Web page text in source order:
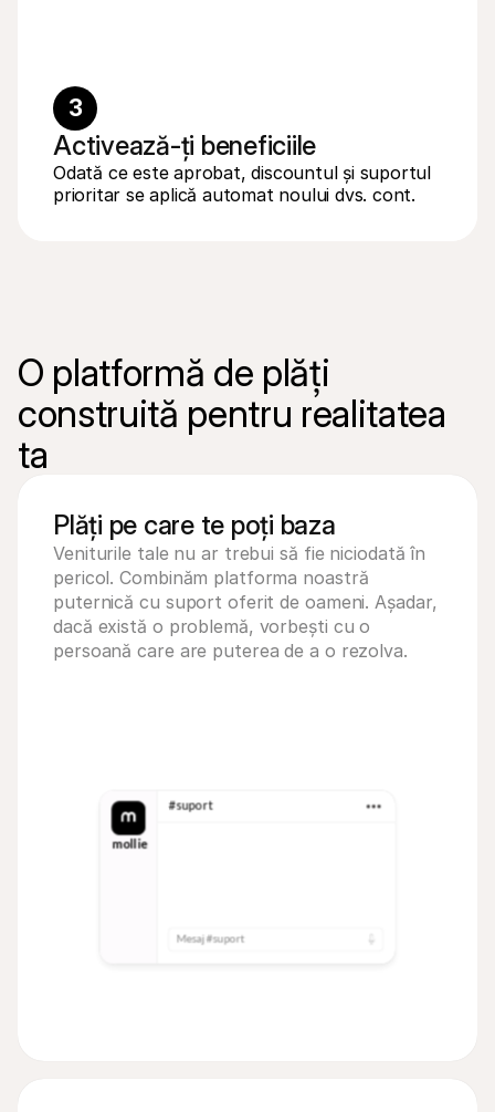
3
Activează-ți beneficiile
Odată ce este aprobat, discountul și suportul
prioritar se aplică automat noului dvs. cont.
O platformă de plăți
construită pentru realitatea
ta
Plăți pe care te poți baza
Veniturile tale nu ar trebui să fie niciodată în
pericol. Combinăm platforma noastră
puternică cu suport oferit de oameni. Așadar,
dacă există o problemă, vorbești cu o
persoană care are puterea de a o rezolva.
Mesaj #suport
mollie
#suport